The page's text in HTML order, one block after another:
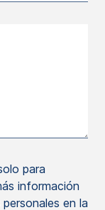
para
información
en la